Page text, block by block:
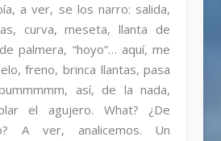
a ver, se los narro: salida,
curva, meseta, llanta de
palmera, “hoyo”… aquí, me
freno, brinca llantas, pasa
así, de la nada,
el agujero. What? ¿De
A ver, analicemos. Un